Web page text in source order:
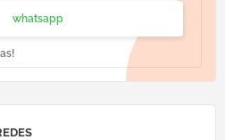
whatsapp